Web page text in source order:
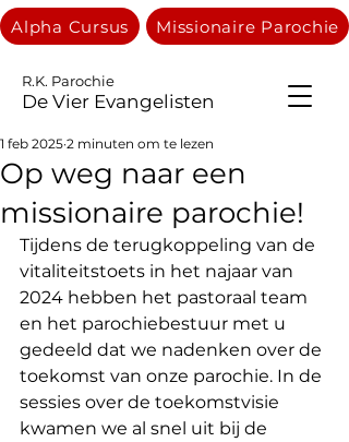
R.K. Parochie
De Vier Evangelisten
Alpha Cursus Missionaire Parochie
Op weg naar een
missionaire parochie!
1 feb 2025 2 minuten om te lezen
Tijdens de terugkoppeling van de
vitaliteitstoets in het najaar van
2024 hebben het pastoraal team
en het parochiebestuur met u
gedeeld dat we nadenken over de
toekomst van onze parochie. In de
sessies over de toekomstvisie
kwamen we al snel uit bij de